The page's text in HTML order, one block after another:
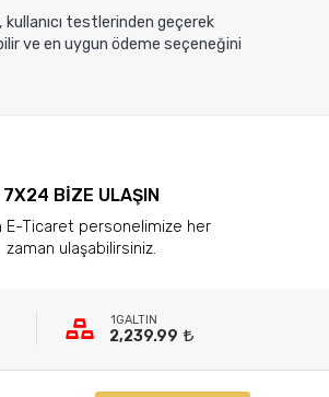
testlerinden geçerek
ve en uygun ödeme seçeneğini
7X24 BİZE ULAŞIN
E-Ticaret personelimize her
zaman ulaşabilirsiniz.
1GALTIN
2,239.99